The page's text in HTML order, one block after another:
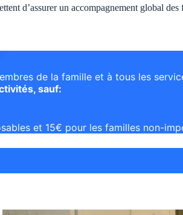
d’assurer un accompagnement global
de la famille et à tous les
sauf:
et 15€ pour les familles non-